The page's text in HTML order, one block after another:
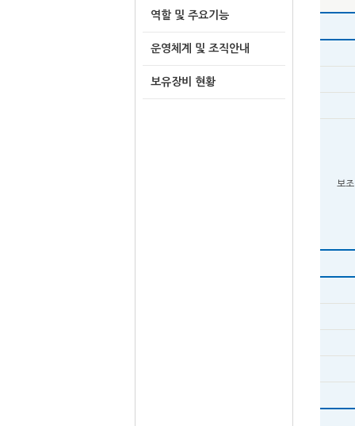
역할 및 주요기능
운영체계 및 조직안내
보유장비 현황
보